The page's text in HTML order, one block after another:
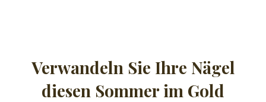
Verwandeln Sie Ihre Nägel
diesen Sommer im Gold